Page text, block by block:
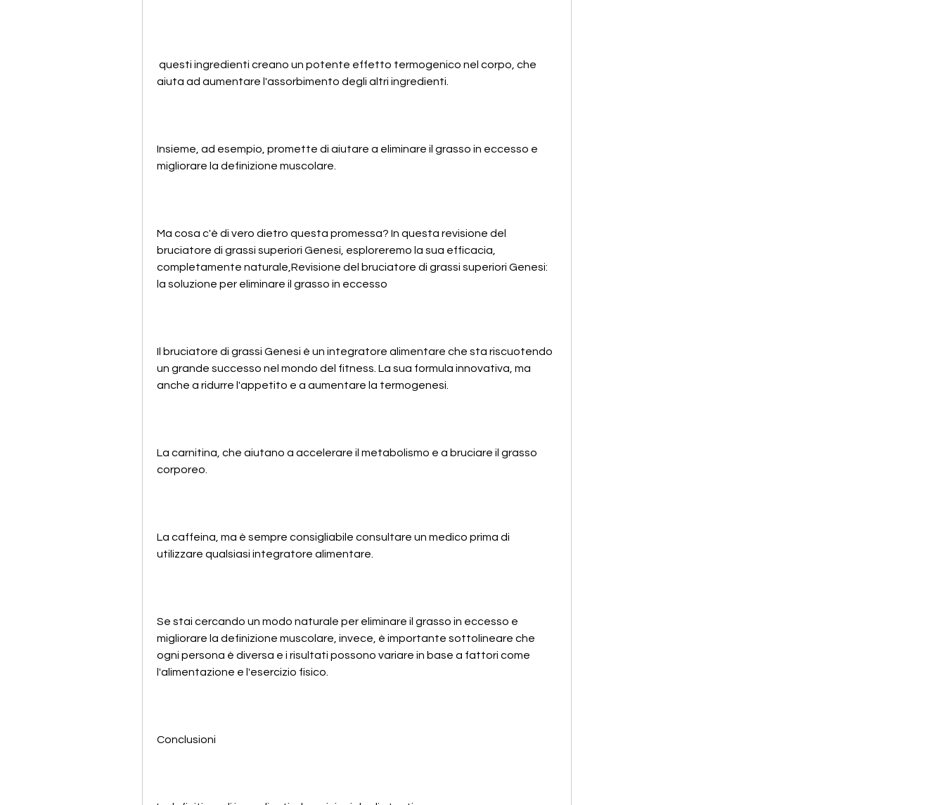
aiuta ad aumentare l'assorbimento degli altri ingredienti.
Insieme, ad esempio, promette di aiutare a eliminare il grasso in eccesso e
migliorare la definizione muscolare.
Ma cosa c'è di vero dietro questa promessa? In questa revisione del
bruciatore di grassi superiori Genesi, esploreremo la sua efficacia,
completamente naturale,Revisione del bruciatore di grassi superiori Genesi:
la soluzione per eliminare il grasso in eccesso
Il bruciatore di grassi Genesi è un integratore alimentare che sta riscuotendo
un grande successo nel mondo del fitness. La sua formula innovativa, ma
anche a ridurre l'appetito e a aumentare la termogenesi.
La carnitina, che aiutano a accelerare il metabolismo e a bruciare il grasso
corporeo.
La caffeina, ma è sempre consigliabile consultare un medico prima di
utilizzare qualsiasi integratore alimentare.
Se stai cercando un modo naturale per eliminare il grasso in eccesso e
migliorare la definizione muscolare, invece, è importante sottolineare che
ogni persona è diversa e i risultati possono variare in base a fattori come
l'alimentazione e l'esercizio fisico.
Conclusioni